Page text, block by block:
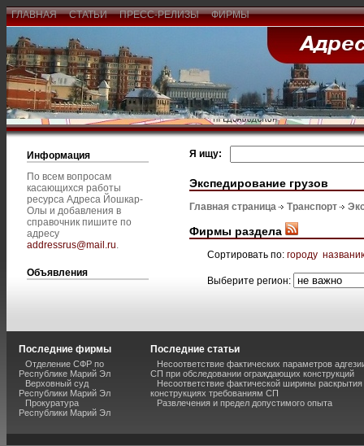
ГЛАВНАЯ СТАТЬИ ПРЕСС-РЕЛИЗЫ ФИРМЫ
Информация
По всем вопросам
касающихся работы
ресурса Адреса Йошкар-
Олы и добавления в
справочник пишите по
адресу
addressrus@mail.ru.
Объявления
Я ищу:
Экспедирование грузов
Главная страница Транспорт
Фирмы раздела
Сортировать по: городу
Выберите регион:
Последние фирмы
Отделение СФР по
Республике Марий Эл
Верховный суд
Республики Марий Эл
Прокуратура
Республики Марий Эл
Последние статьи
Несоответствие фактических параметров
СП при обследовании ограждающих конструкций
Несоответствие фактической ширины
конструкциях требованиям СП
Развлечения и предел допустимого опыта